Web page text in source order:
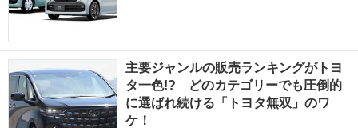
主要ジャンルの販売ランキングがトヨ
タ一色!? どのカテゴリーでも圧倒的
に選ばれ続ける「トヨタ無双」のワ
ケ！